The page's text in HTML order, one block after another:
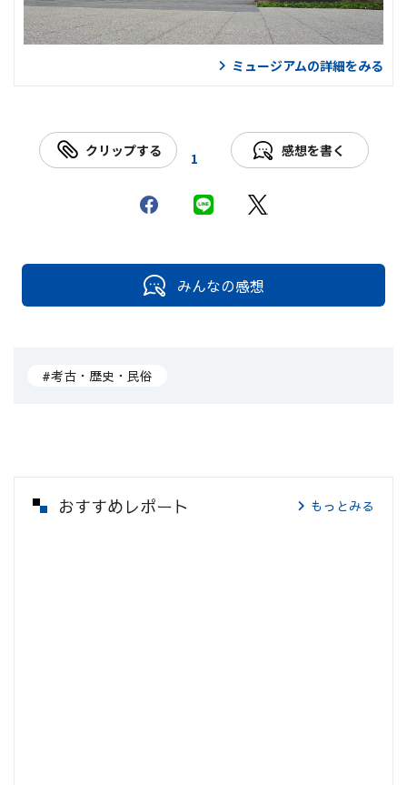
ミュージアムの詳細をみる
クリップする 1 感想を書く
みんなの感想
#考古・歴史・民俗
おすすめレポート もっとみる